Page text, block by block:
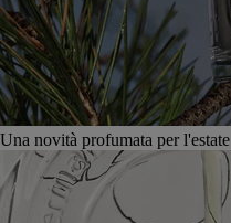
Una novità profumata per l'estate